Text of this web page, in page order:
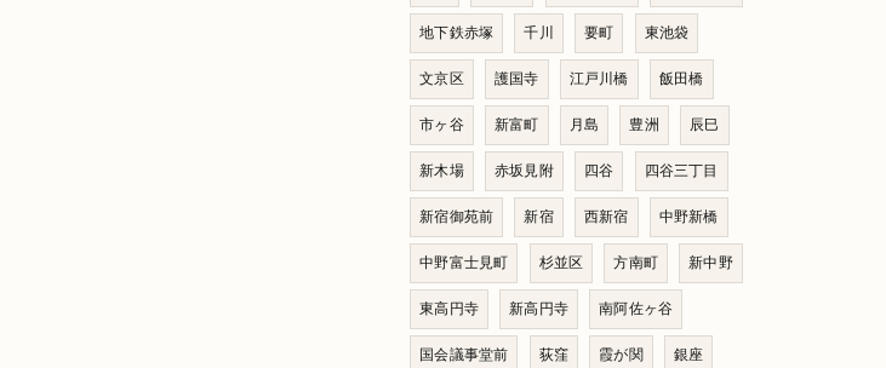
地下鉄赤塚 千川 要町 東池袋
文京区 護国寺 江戸川橋 飯田橋
市ヶ谷 新富町 月島 豊洲 辰巳
新木場 赤坂見附 四谷 四谷三丁目
新宿御苑前 新宿 西新宿 中野新橋
中野富士見町 杉並区 方南町 新中野
東高円寺 新高円寺 南阿佐ヶ谷
国会議事堂前 荻窪 霞が関 銀座